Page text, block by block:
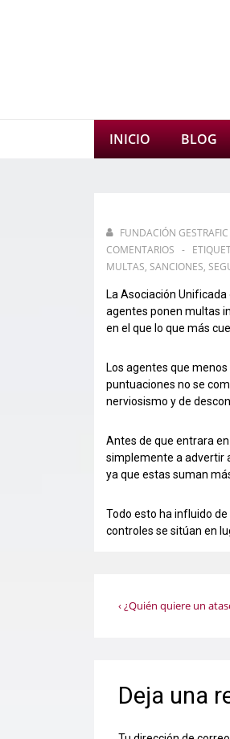
INICIO BLOG
FUNDACIÓN GESTRAFIC
COMENTARIOS
MULTAS, SANCIONES,
La Asociación
agentes ponen multas
en el que lo que más
Los agentes que
puntuaciones no se
nerviosismo y de
Antes de que entrara
simplemente a advertir
ya que estas suman
Todo esto ha influido
controles se sitúan en
La
‹ ¿Quién quiere un
Deja una